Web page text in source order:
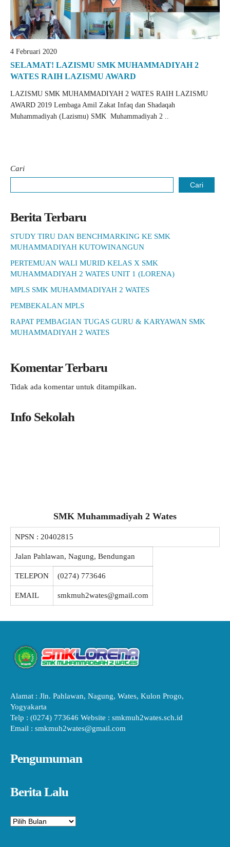
4 Februari 2020
SELAMAT! LAZISMU SMK MUHAMMADIYAH 2
WATES RAIH LAZISMU AWARD
LAZISMU SMK MUHAMMADIYAH 2 WATES RAIH LAZISMU
AWARD 2019 Lembaga Amil Zakat Infaq dan Shadaqah
Muhammadiyah (Lazismu) SMK Muhammadiyah 2 ..
Cari
Cari
Berita Terbaru
STUDY TIRU DAN BENCHMARKING KE SMK
MUHAMMADIYAH KUTOWINANGUN
PERTEMUAN WALI MURID KELAS X SMK
MUHAMMADIYAH 2 WATES UNIT 1 (LORENA)
MPLS SMK MUHAMMADIYAH 2 WATES
PEMBEKALAN MPLS
RAPAT PEMBAGIAN TUGAS GURU & KARYAWAN SMK
MUHAMMADIYAH 2 WATES
Komentar Terbaru
Tidak ada komentar untuk ditampilkan.
Info Sekolah
SMK Muhammadiyah 2 Wates
NPSN : 20402815
Jalan Pahlawan, Nagung, Bendungan
TELEPON (0274) 773646
EMAIL smkmuh2wates@gmail.com
Alamat : Jln. Pahlawan, Nagung, Wates, Kulon Progo,
Yogyakarta
Telp : (0274) 773646 Website : smkmuh2wates.sch.id
Email : smkmuh2wates@gmail.com
Pengumuman
Berita Lalu
Arsip